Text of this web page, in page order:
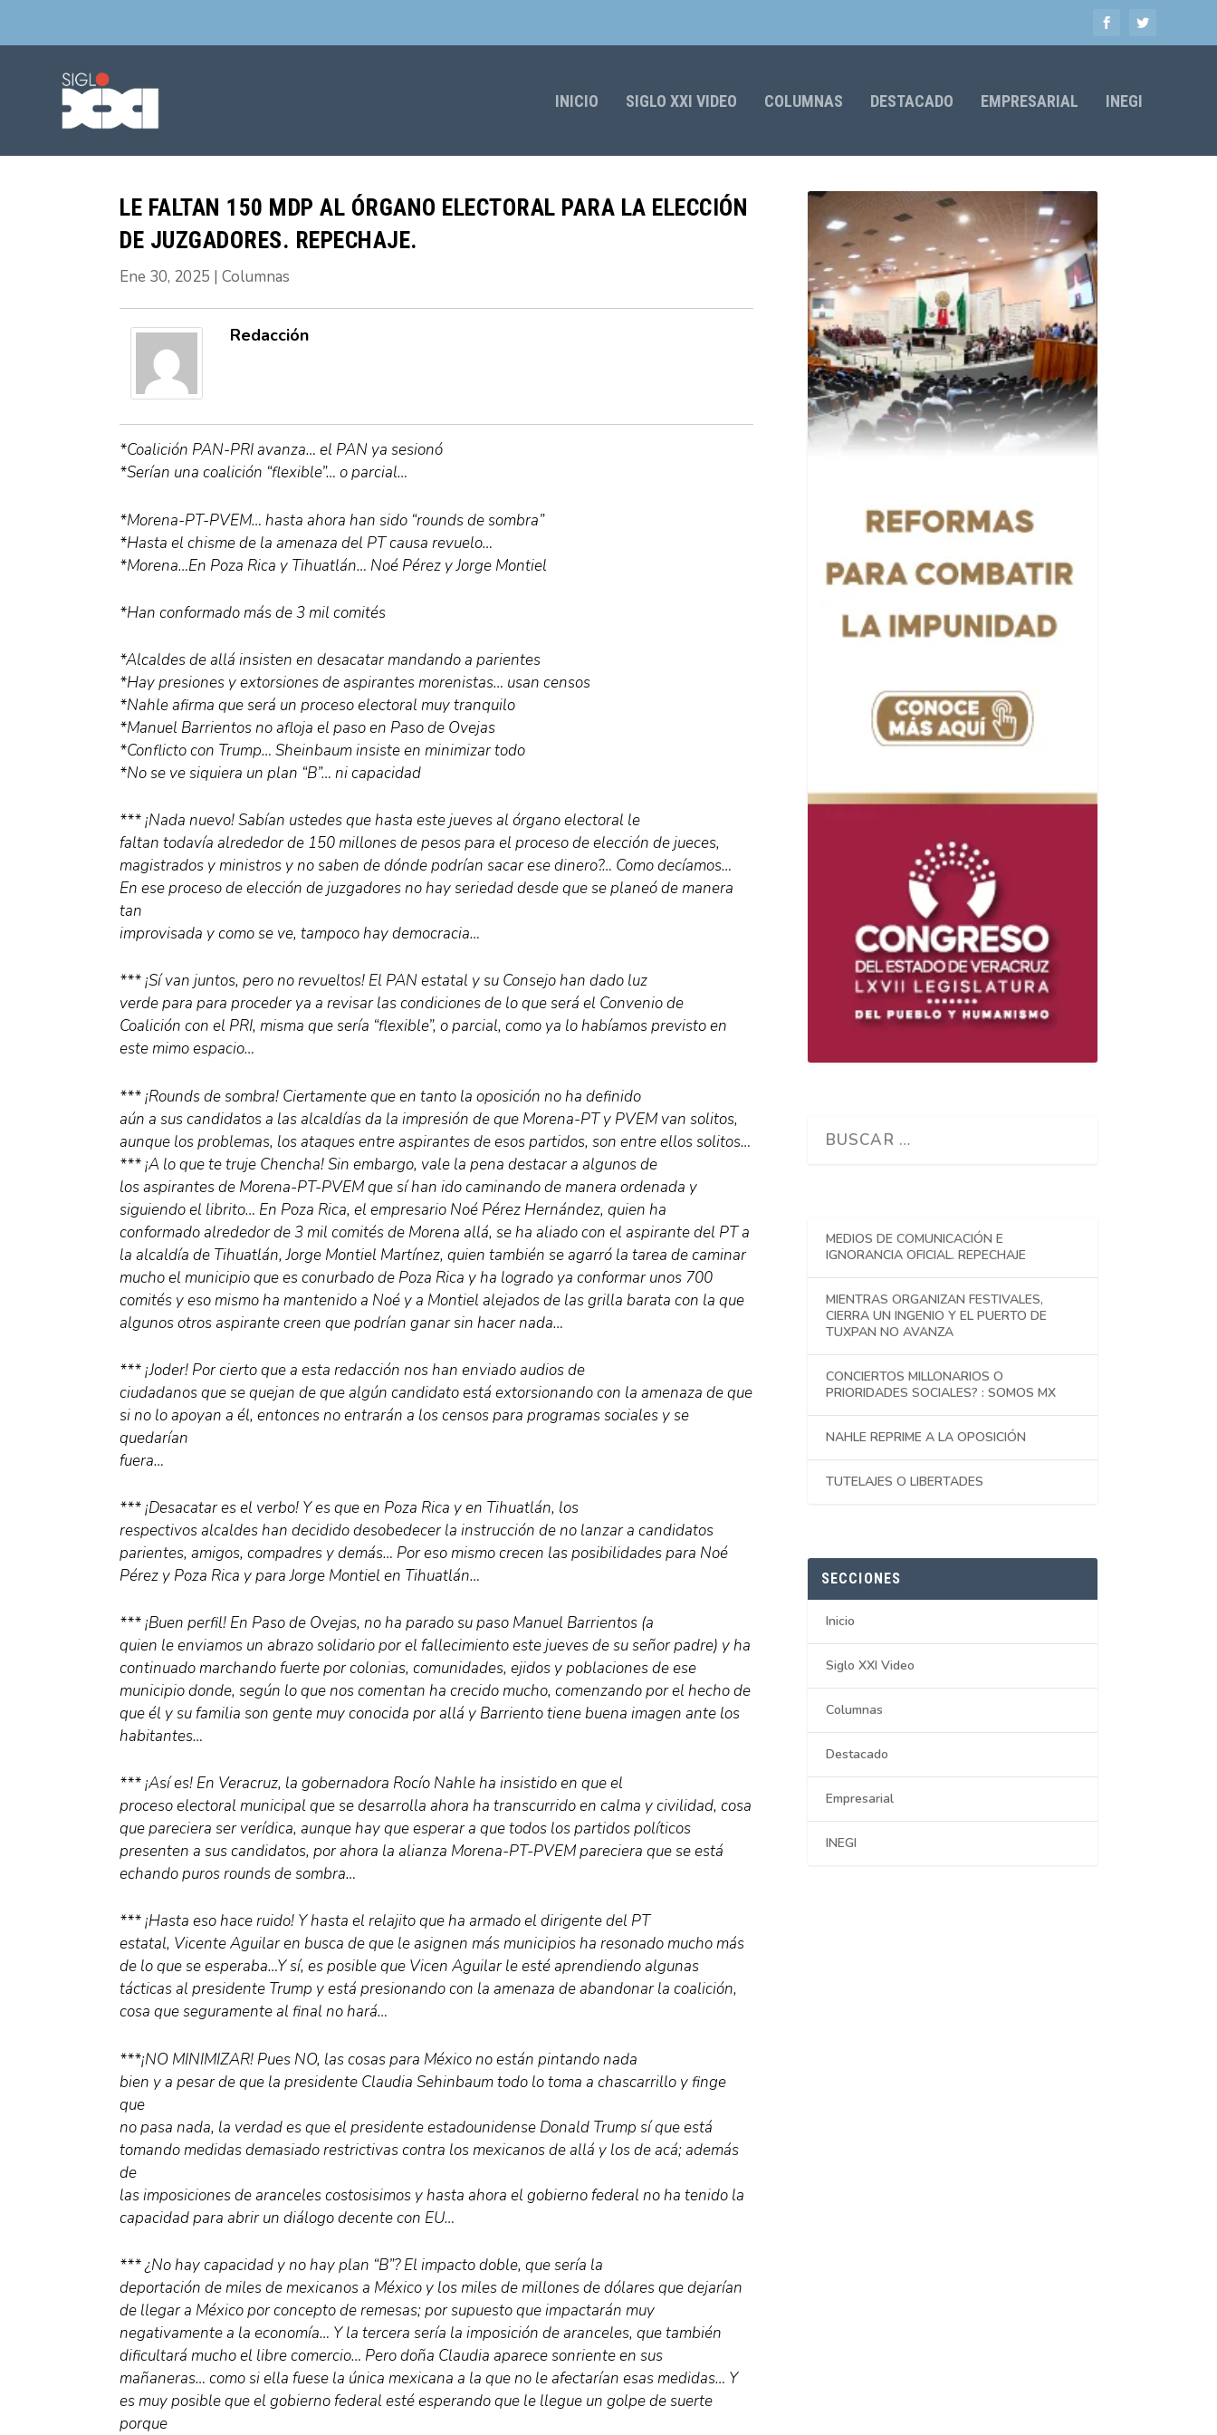
INICIO SIGLO XXI VIDEO COLUMNAS DESTACADO EMPRESARIAL INEGI
LE FALTAN 150 MDP AL ÓRGANO ELECTORAL PARA LA ELECCIÓN
DE JUZGADORES. REPECHAJE.
Ene 30, 2025 | Columnas
Redacción
*Coalición PAN-PRI avanza… el PAN ya sesionó
*Serían una coalición “flexible”… o parcial…
*Morena-PT-PVEM… hasta ahora han sido “rounds de sombra”
*Hasta el chisme de la amenaza del PT causa revuelo…
*Morena…En Poza Rica y Tihuatlán… Noé Pérez y Jorge Montiel
*Han conformado más de 3 mil comités
*Alcaldes de allá insisten en desacatar mandando a parientes
*Hay presiones y extorsiones de aspirantes morenistas… usan censos
*Nahle afirma que será un proceso electoral muy tranquilo
*Manuel Barrientos no afloja el paso en Paso de Ovejas
*Conflicto con Trump… Sheinbaum insiste en minimizar todo
*No se ve siquiera un plan “B”… ni capacidad
*** ¡Nada nuevo! Sabían ustedes que hasta este jueves al órgano electoral le
faltan todavía alrededor de 150 millones de pesos para el proceso de elección de jueces,
magistrados y ministros y no saben de dónde podrían sacar ese dinero?… Como decíamos…
En ese proceso de elección de juzgadores no hay seriedad desde que se planeó de manera
tan
improvisada y como se ve, tampoco hay democracia…
*** ¡Sí van juntos, pero no revueltos! El PAN estatal y su Consejo han dado luz
verde para para proceder ya a revisar las condiciones de lo que será el Convenio de
Coalición con el PRI, misma que sería “flexible”, o parcial, como ya lo habíamos previsto en
este mimo espacio…
*** ¡Rounds de sombra! Ciertamente que en tanto la oposición no ha definido
aún a sus candidatos a las alcaldías da la impresión de que Morena-PT y PVEM van solitos,
aunque los problemas, los ataques entre aspirantes de esos partidos, son entre ellos solitos…
*** ¡A lo que te truje Chencha! Sin embargo, vale la pena destacar a algunos de
los aspirantes de Morena-PT-PVEM que sí han ido caminando de manera ordenada y
siguiendo el librito… En Poza Rica, el empresario Noé Pérez Hernández, quien ha
conformado alrededor de 3 mil comités de Morena allá, se ha aliado con el aspirante del PT a
la alcaldía de Tihuatlán, Jorge Montiel Martínez, quien también se agarró la tarea de caminar
mucho el municipio que es conurbado de Poza Rica y ha logrado ya conformar unos 700
comités y eso mismo ha mantenido a Noé y a Montiel alejados de las grilla barata con la que
algunos otros aspirante creen que podrían ganar sin hacer nada…
*** ¡Joder! Por cierto que a esta redacción nos han enviado audios de
ciudadanos que se quejan de que algún candidato está extorsionando con la amenaza de que
si no lo apoyan a él, entonces no entrarán a los censos para programas sociales y se
quedarían
fuera…
*** ¡Desacatar es el verbo! Y es que en Poza Rica y en Tihuatlán, los
respectivos alcaldes han decidido desobedecer la instrucción de no lanzar a candidatos
parientes, amigos, compadres y demás… Por eso mismo crecen las posibilidades para Noé
Pérez y Poza Rica y para Jorge Montiel en Tihuatlán…
*** ¡Buen perfil! En Paso de Ovejas, no ha parado su paso Manuel Barrientos (a
quien le enviamos un abrazo solidario por el fallecimiento este jueves de su señor padre) y ha
continuado marchando fuerte por colonias, comunidades, ejidos y poblaciones de ese
municipio donde, según lo que nos comentan ha crecido mucho, comenzando por el hecho de
que él y su familia son gente muy conocida por allá y Barriento tiene buena imagen ante los
habitantes…
*** ¡Así es! En Veracruz, la gobernadora Rocío Nahle ha insistido en que el
proceso electoral municipal que se desarrolla ahora ha transcurrido en calma y civilidad, cosa
que pareciera ser verídica, aunque hay que esperar a que todos los partidos políticos
presenten a sus candidatos, por ahora la alianza Morena-PT-PVEM pareciera que se está
echando puros rounds de sombra…
*** ¡Hasta eso hace ruido! Y hasta el relajito que ha armado el dirigente del PT
estatal, Vicente Aguilar en busca de que le asignen más municipios ha resonado mucho más
de lo que se esperaba…Y sí, es posible que Vicen Aguilar le esté aprendiendo algunas
tácticas al presidente Trump y está presionando con la amenaza de abandonar la coalición,
cosa que seguramente al final no hará…
***¡NO MINIMIZAR! Pues NO, las cosas para México no están pintando nada
bien y a pesar de que la presidente Claudia Sehinbaum todo lo toma a chascarrillo y finge
que
no pasa nada, la verdad es que el presidente estadounidense Donald Trump sí que está
tomando medidas demasiado restrictivas contra los mexicanos de allá y los de acá; además
de
las imposiciones de aranceles costosisimos y hasta ahora el gobierno federal no ha tenido la
capacidad para abrir un diálogo decente con EU…
*** ¿No hay capacidad y no hay plan “B”? El impacto doble, que sería la
deportación de miles de mexicanos a México y los miles de millones de dólares que dejarían
de llegar a México por concepto de remesas; por supuesto que impactarán muy
negativamente a la economía… Y la tercera sería la imposición de aranceles, que también
dificultará mucho el libre comercio… Pero doña Claudia aparece sonriente en sus
mañaneras… como si ella fuese la única mexicana a la que no le afectarían esas medidas… Y
es muy posible que el gobierno federal esté esperando que le llegue un golpe de suerte
porque
MEDIOS DE COMUNICACIÓN E
IGNORANCIA OFICIAL. REPECHAJE
MIENTRAS ORGANIZAN FESTIVALES,
CIERRA UN INGENIO Y EL PUERTO DE
TUXPAN NO AVANZA
CONCIERTOS MILLONARIOS O
PRIORIDADES SOCIALES? : SOMOS MX
NAHLE REPRIME A LA OPOSICIÓN
TUTELAJES O LIBERTADES
SECCIONES
Inicio
Siglo XXI Video
Columnas
Destacado
Empresarial
INEGI